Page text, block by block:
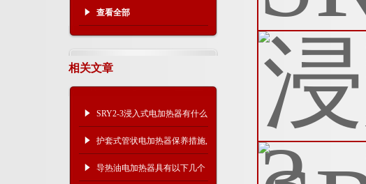
查看全部
相关文章
SRY2-3浸入式电加热器有什么
结构组成
护套式管状电加热器保养措施,
快来了解一下！
导热油电加热器具有以下几个